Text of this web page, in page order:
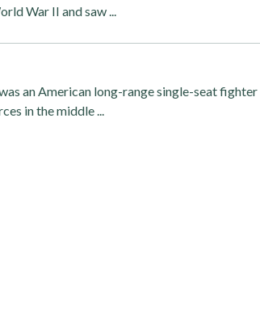
War II and saw ...
an American long-range single-seat fighter
in the middle ...